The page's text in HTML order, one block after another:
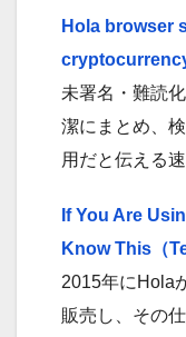
Hola browser
未署名・難読
潔にまとめ、
用だと伝える速
If You Are
Know This（
2015年にHola
販売し、その